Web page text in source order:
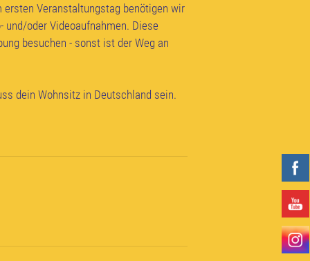
Veranstaltungstag benötigen wir
und/oder Videoaufnahmen. Diese
besuchen - sonst ist der Weg an
dein Wohnsitz in Deutschland sein.